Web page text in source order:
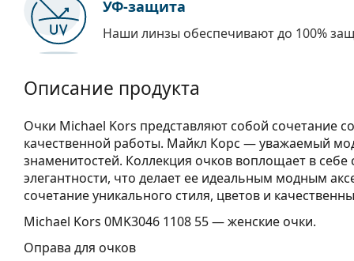
УФ-защита
Наши линзы обеспечивают до 100%
Описание продукта
Очки Michael Kors представляют собой сочетание
качественной работы. Майкл Корс — уважаемый
знаменитостей. Коллекция очков воплощает в себе
элегантности, что делает ее идеальным модным
сочетание уникального стиля, цветов и
Michael Kors 0MK3046 1108 55— женские очки.
Оправа для очков